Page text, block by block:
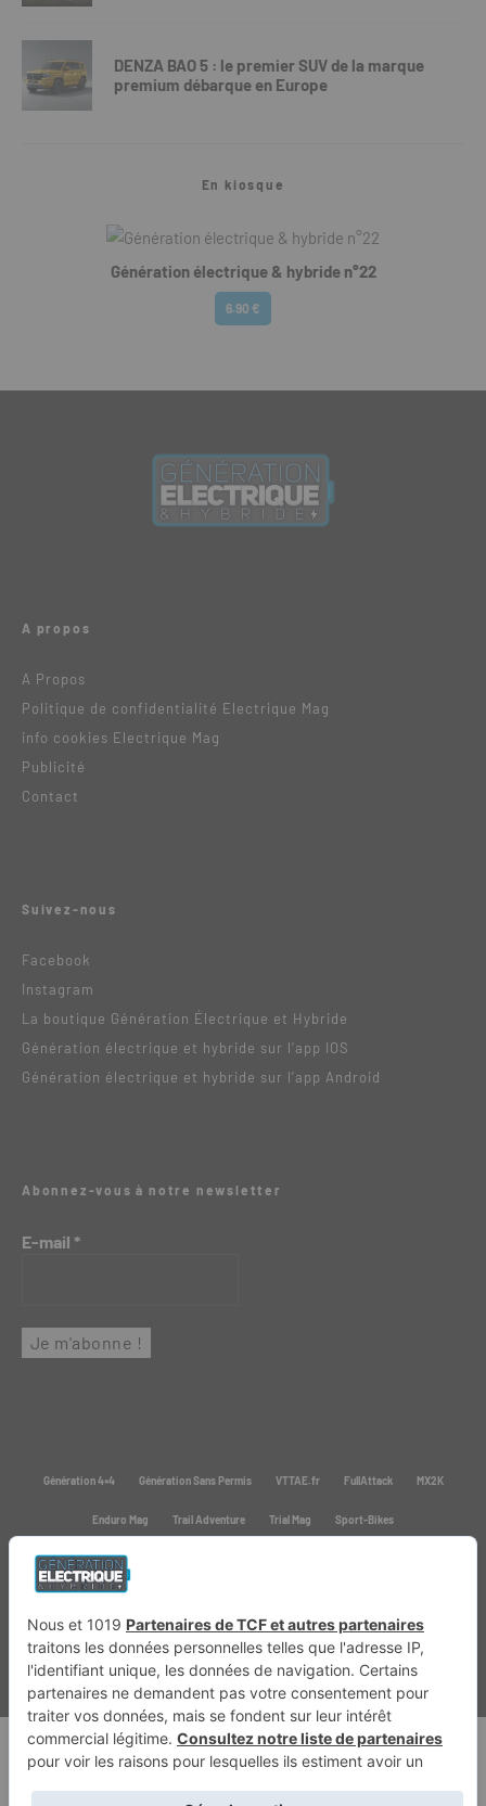
DENZA BAO 5 : le premier SUV de la marque
premium débarque en Europe
En kiosque
Génération électrique & hybride n°22
6.90 €
A propos
A Propos
Politique de confidentialité Electrique Mag
info cookies Electrique Mag
Publicité
Contact
Suivez-nous
Facebook
Instagram
La boutique Génération Électrique et Hybride
Génération électrique et hybride sur l’app IOS
Génération électrique et hybride sur l’app Android
Abonnez-vous à notre newsletter
E-mail *
Génération 4×4 Génération Sans Permis VTTAE.fr FullAttack MX2K
Enduro Mag Trail Adventure Trial Mag Sport-Bikes
Boutique CPPRESSE
Depuis 2020 - Un magazine du Groupe CPPRESSE